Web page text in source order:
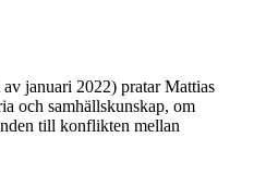
januari 2022) pratar Mattias
och samhällskunskap, om
till konflikten mellan